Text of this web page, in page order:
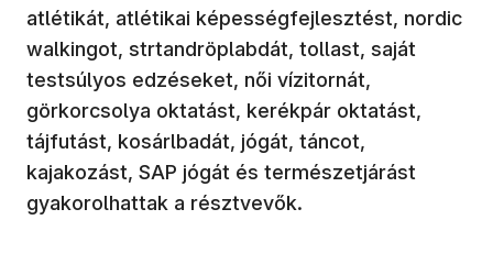
atlétikát, atlétikai képességfejlesztést, nordic
walkingot, strtandröplabdát, tollast, saját
testsúlyos edzéseket, női vízitornát,
görkorcsolya oktatást, kerékpár oktatást,
tájfutást, kosárlbadát, jógát, táncot,
kajakozást, SAP jógát és természetjárást
gyakorolhattak a résztvevők.